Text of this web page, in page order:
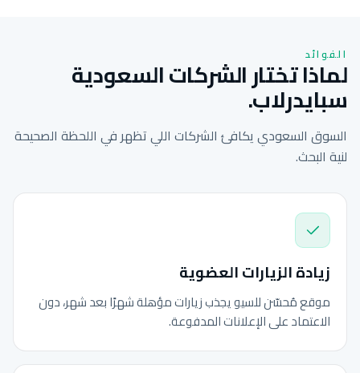
الفوائد
لماذا تختار الشركات السعودية
سبايدرلاب.
السوق السعودي يكافئ الشركات اللي تظهر في اللحظة الصحيحة
لنية البحث.
زيادة الزيارات العضوية
موقع مُحسّن للسيو يجذب زيارات مؤهلة شهرًا بعد شهر، دون
الاعتماد على الإعلانات المدفوعة.